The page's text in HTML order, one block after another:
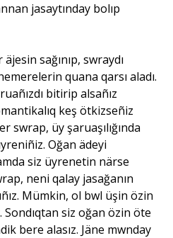
jasaytınday bolıp
sağınıp, swraydı
quana qarsı aladı.
bitirip alsañız
keş ötkizseñiz
swrap, üy şaruaşılığında
Oğan ädeyi
siz üyrenetin närse
neni qalay jasağanın
Mümkin, ol bwl üşin özin
siz oğan özin öte
bere alasız. Jäne mwnday